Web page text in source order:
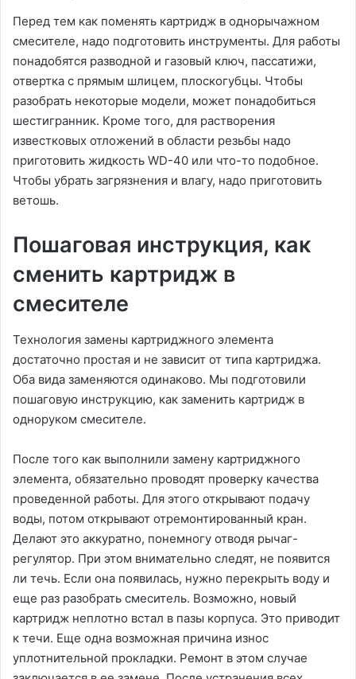
Перед тем как поменять картридж в однорычажном
смесителе, надо подготовить инструменты. Для работы
понадобятся разводной и газовый ключ, пассатижи,
отвертка с прямым шлицем, плоскогубцы. Чтобы
разобрать некоторые модели, может понадобиться
шестигранник. Кроме того, для растворения
известковых отложений в области резьбы надо
приготовить жидкость WD-40 или что-то подобное.
Чтобы убрать загрязнения и влагу, надо приготовить
ветошь.
Пошаговая инструкция, как
сменить картридж в
смесителе
Технология замены картриджного элемента
достаточно простая и не зависит от типа картриджа.
Оба вида заменяются одинаково. Мы подготовили
пошаговую инструкцию, как заменить картридж в
одноруком смесителе.
После того как выполнили замену картриджного
элемента, обязательно проводят проверку качества
проведенной работы. Для этого открывают подачу
воды, потом открывают отремонтированный кран.
Делают это аккуратно, понемногу отводя рычаг-
регулятор. При этом внимательно следят, не появится
ли течь. Если она появилась, нужно перекрыть воду и
еще раз разобрать смеситель. Возможно, новый
картридж неплотно встал в пазы корпуса. Это приводит
к течи. Еще одна возможная причина износ
уплотнительной прокладки. Ремонт в этом случае